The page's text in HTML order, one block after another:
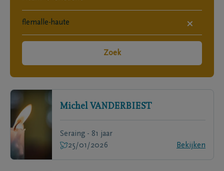
×
Zoek
Michel VANDERBIEST
Seraing - 81 jaar
25/01/2026
Bekijken